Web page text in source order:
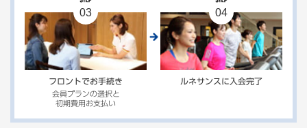
フロントでお手続き
会員プランの選択と
初期費用お支払い
ルネサンスに入会完了